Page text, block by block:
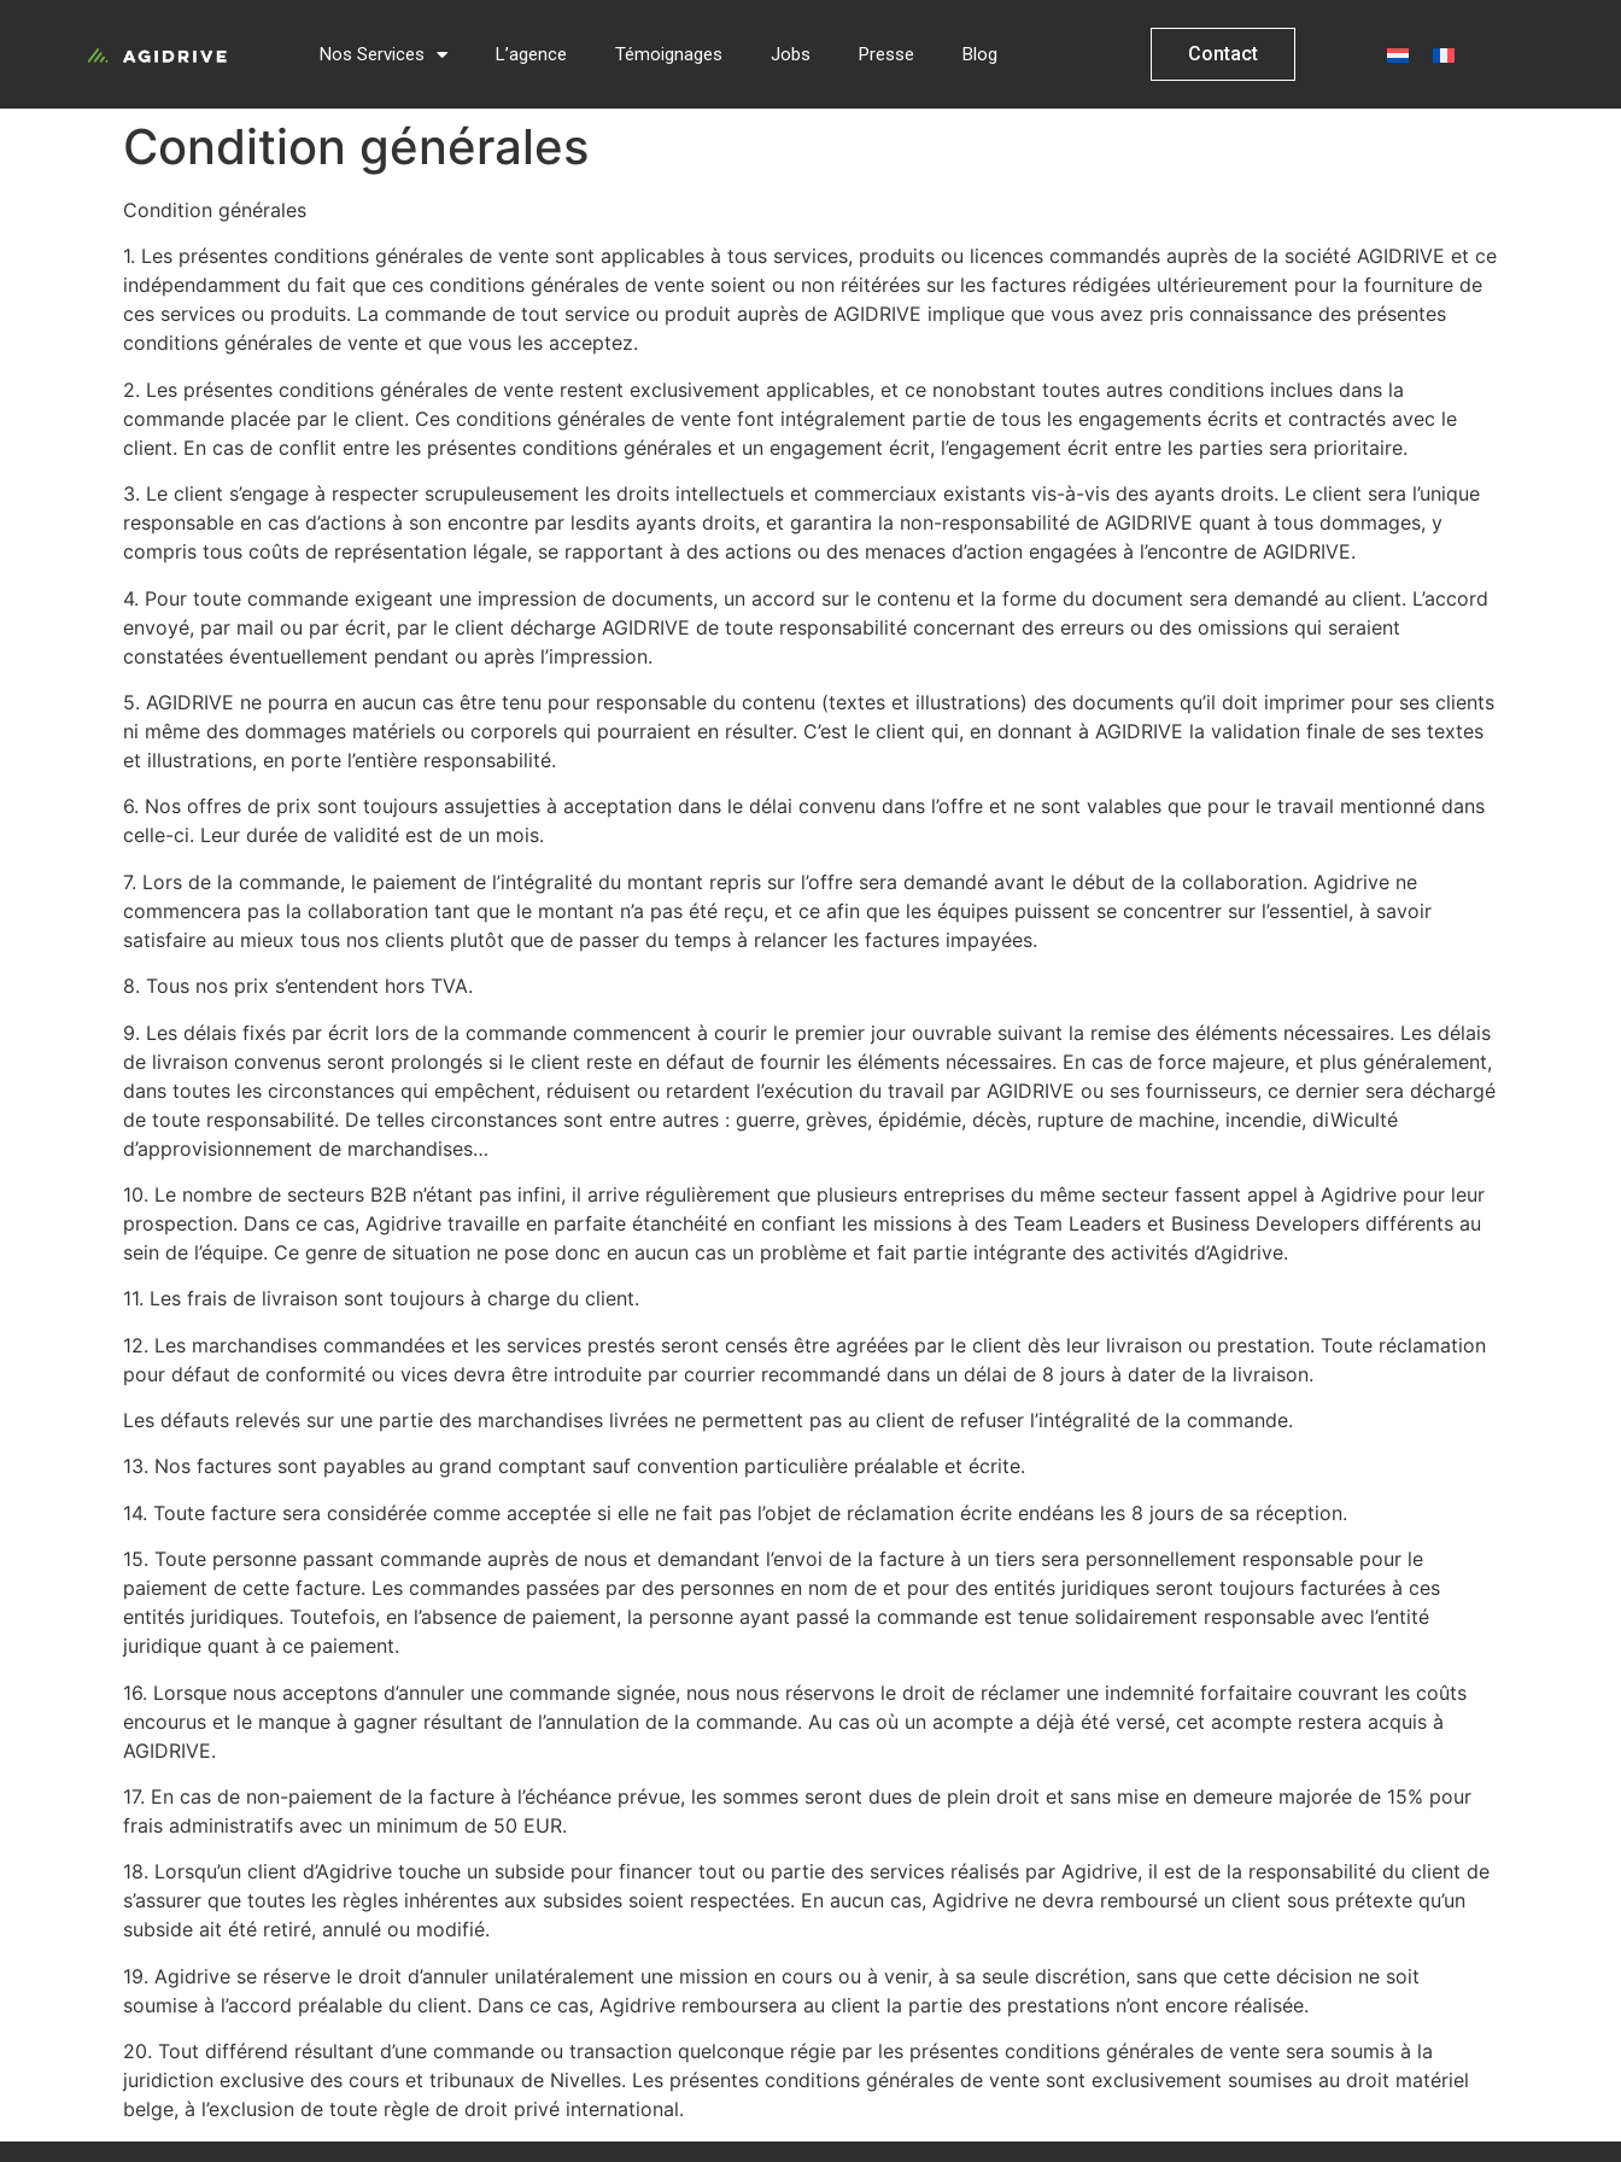
Nos Services L’agence Témoignages Jobs Presse Blog Contact
Condition générales
Condition générales
1. Les présentes conditions générales de vente sont applicables à tous services, produits ou licences commandés auprès de la société AGIDRIVE et ce
indépendamment du fait que ces conditions générales de vente soient ou non réitérées sur les factures rédigées ultérieurement pour la fourniture de
ces services ou produits. La commande de tout service ou produit auprès de AGIDRIVE implique que vous avez pris connaissance des présentes
conditions générales de vente et que vous les acceptez.
2. Les présentes conditions générales de vente restent exclusivement applicables, et ce nonobstant toutes autres conditions inclues dans la
commande placée par le client. Ces conditions générales de vente font intégralement partie de tous les engagements écrits et contractés avec le
client. En cas de conflit entre les présentes conditions générales et un engagement écrit, l’engagement écrit entre les parties sera prioritaire.
3. Le client s’engage à respecter scrupuleusement les droits intellectuels et commerciaux existants vis-à-vis des ayants droits. Le client sera l’unique
responsable en cas d’actions à son encontre par lesdits ayants droits, et garantira la non-responsabilité de AGIDRIVE quant à tous dommages, y
compris tous coûts de représentation légale, se rapportant à des actions ou des menaces d’action engagées à l’encontre de AGIDRIVE.
4. Pour toute commande exigeant une impression de documents, un accord sur le contenu et la forme du document sera demandé au client. L’accord
envoyé, par mail ou par écrit, par le client décharge AGIDRIVE de toute responsabilité concernant des erreurs ou des omissions qui seraient
constatées éventuellement pendant ou après l’impression.
5. AGIDRIVE ne pourra en aucun cas être tenu pour responsable du contenu (textes et illustrations) des documents qu’il doit imprimer pour ses clients
ni même des dommages matériels ou corporels qui pourraient en résulter. C’est le client qui, en donnant à AGIDRIVE la validation finale de ses textes
et illustrations, en porte l’entière responsabilité.
6. Nos offres de prix sont toujours assujetties à acceptation dans le délai convenu dans l’offre et ne sont valables que pour le travail mentionné dans
celle-ci. Leur durée de validité est de un mois.
7. Lors de la commande, le paiement de l’intégralité du montant repris sur l’offre sera demandé avant le début de la collaboration. Agidrive ne
commencera pas la collaboration tant que le montant n’a pas été reçu, et ce afin que les équipes puissent se concentrer sur l’essentiel, à savoir
satisfaire au mieux tous nos clients plutôt que de passer du temps à relancer les factures impayées.
8. Tous nos prix s’entendent hors TVA.
9. Les délais fixés par écrit lors de la commande commencent à courir le premier jour ouvrable suivant la remise des éléments nécessaires. Les délais
de livraison convenus seront prolongés si le client reste en défaut de fournir les éléments nécessaires. En cas de force majeure, et plus généralement,
dans toutes les circonstances qui empêchent, réduisent ou retardent l’exécution du travail par AGIDRIVE ou ses fournisseurs, ce dernier sera déchargé
de toute responsabilité. De telles circonstances sont entre autres : guerre, grèves, épidémie, décès, rupture de machine, incendie, diWiculté
d’approvisionnement de marchandises…
10. Le nombre de secteurs B2B n’étant pas infini, il arrive régulièrement que plusieurs entreprises du même secteur fassent appel à Agidrive pour leur
prospection. Dans ce cas, Agidrive travaille en parfaite étanchéité en confiant les missions à des Team Leaders et Business Developers différents au
sein de l’équipe. Ce genre de situation ne pose donc en aucun cas un problème et fait partie intégrante des activités d’Agidrive.
11. Les frais de livraison sont toujours à charge du client.
12. Les marchandises commandées et les services prestés seront censés être agréées par le client dès leur livraison ou prestation. Toute réclamation
pour défaut de conformité ou vices devra être introduite par courrier recommandé dans un délai de 8 jours à dater de la livraison.
Les défauts relevés sur une partie des marchandises livrées ne permettent pas au client de refuser l’intégralité de la commande.
13. Nos factures sont payables au grand comptant sauf convention particulière préalable et écrite.
14. Toute facture sera considérée comme acceptée si elle ne fait pas l’objet de réclamation écrite endéans les 8 jours de sa réception.
15. Toute personne passant commande auprès de nous et demandant l’envoi de la facture à un tiers sera personnellement responsable pour le
paiement de cette facture. Les commandes passées par des personnes en nom de et pour des entités juridiques seront toujours facturées à ces
entités juridiques. Toutefois, en l’absence de paiement, la personne ayant passé la commande est tenue solidairement responsable avec l’entité
juridique quant à ce paiement.
16. Lorsque nous acceptons d’annuler une commande signée, nous nous réservons le droit de réclamer une indemnité forfaitaire couvrant les coûts
encourus et le manque à gagner résultant de l’annulation de la commande. Au cas où un acompte a déjà été versé, cet acompte restera acquis à
AGIDRIVE.
17. En cas de non-paiement de la facture à l’échéance prévue, les sommes seront dues de plein droit et sans mise en demeure majorée de 15% pour
frais administratifs avec un minimum de 50 EUR.
18. Lorsqu’un client d’Agidrive touche un subside pour financer tout ou partie des services réalisés par Agidrive, il est de la responsabilité du client de
s’assurer que toutes les règles inhérentes aux subsides soient respectées. En aucun cas, Agidrive ne devra remboursé un client sous prétexte qu’un
subside ait été retiré, annulé ou modifié.
19. Agidrive se réserve le droit d’annuler unilatéralement une mission en cours ou à venir, à sa seule discrétion, sans que cette décision ne soit
soumise à l’accord préalable du client. Dans ce cas, Agidrive remboursera au client la partie des prestations n’ont encore réalisée.
20. Tout différend résultant d’une commande ou transaction quelconque régie par les présentes conditions générales de vente sera soumis à la
juridiction exclusive des cours et tribunaux de Nivelles. Les présentes conditions générales de vente sont exclusivement soumises au droit matériel
belge, à l’exclusion de toute règle de droit privé international.